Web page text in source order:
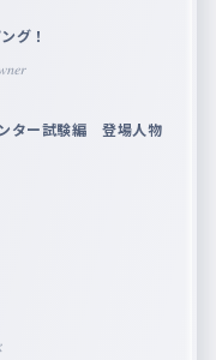
グ！
𝐷𝑒𝑝𝑢𝑡𝑦 𝑜𝑤𝑛𝑒𝑟
ター試験編 登場人物